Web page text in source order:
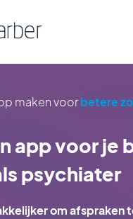
maken voorbetere
app voor je
psychiater
om afspraken